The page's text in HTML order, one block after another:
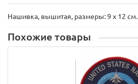
Нашивка, вышитая, размеры: 9 x 12 см.
Похожие товары